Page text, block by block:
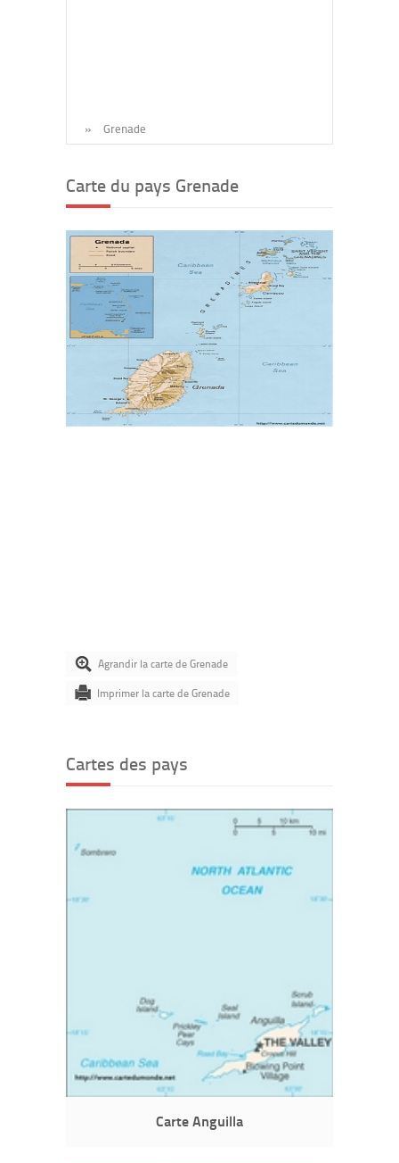
» Grenade
Carte du pays Grenade
Agrandir la carte de Grenade
Imprimer la carte de Grenade
Cartes des pays
Carte Anguilla